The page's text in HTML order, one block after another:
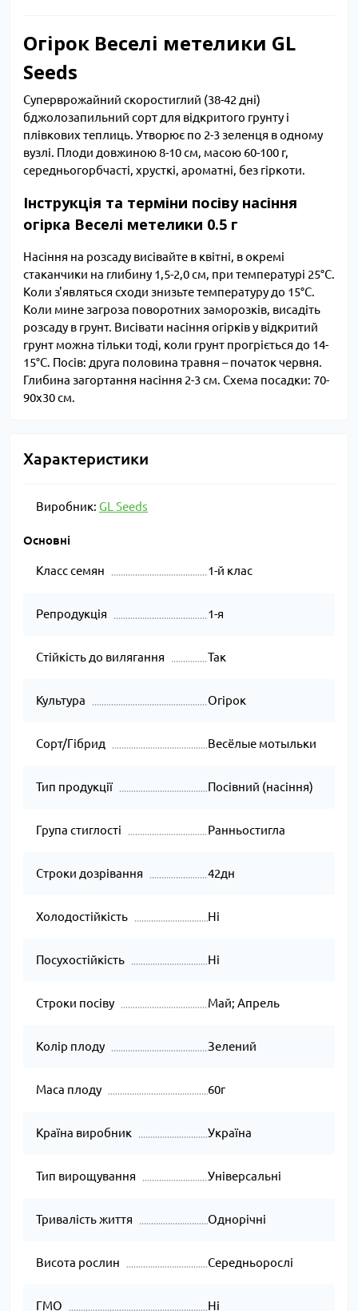
Огірок Веселі метелики GL
Seeds
Суперврожайний скоростиглий (38-42 дні)
бджолозапильний сорт для відкритого грунту і
плівкових теплиць. Утворює по 2-3 зеленця в одному
вузлі. Плоди довжиною 8-10 см, масою 60-100 г,
середньогорбчасті, хрусткі, ароматні, без гіркоти.
Інструкція та терміни посіву насіння
огірка Веселі метелики 0.5 г
Насіння на розсаду висівайте в квітні, в окремі
стаканчики на глибину 1,5-2,0 см, при температурі 25°С.
Коли з'являться сходи знизьте температуру до 15°С.
Коли мине загроза поворотних заморозків, висадіть
розсаду в грунт. Висівати насіння огірків у відкритий
грунт можна тільки тоді, коли грунт прогріється до 14-
15°С. Посів: друга половина травня – початок червня.
Глибина загортання насіння 2-3 см. Схема посадки: 70-
90х30 см.
Характеристики
Виробник: GL Seeds
Основні
Класс семян 1-й клас
Репродукція 1-я
Стійкість до вилягання Так
Культура Огірок
Сорт/Гібрид Весёлые мотыльки
Тип продукції Посівний (насіння)
Група стиглості Ранньостигла
Строки дозрівання 42дн
Холодостійкість Ні
Посухостійкість Ні
Строки посіву Май; Апрель
Колір плоду Зелений
Маса плоду 60г
Країна виробник Україна
Тип вирощування Універсальні
Тривалість життя Однорічні
Висота рослин Середньорослі
ГМО Ні